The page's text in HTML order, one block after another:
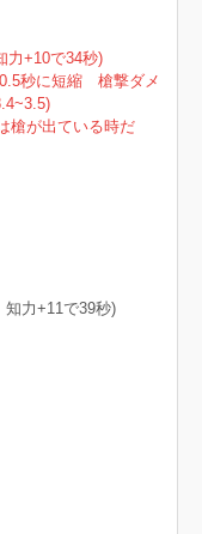
力+10で34秒)
秒に短縮 槍撃ダメ
槍が出ている時だ
知力+11で39秒)